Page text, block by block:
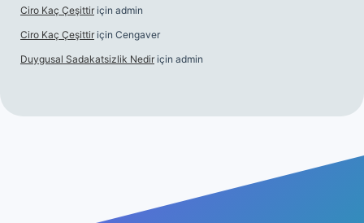
Ciro Kaç Çeşittir için admin
Ciro Kaç Çeşittir için Cengaver
Duygusal Sadakatsizlik Nedir için admin